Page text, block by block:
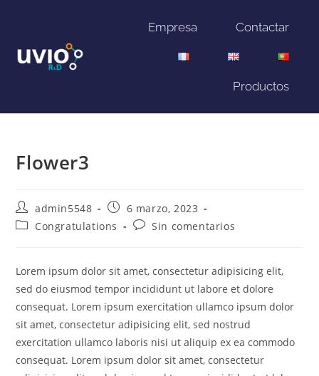
Empresa Contactar
Productos
Flower3
admin5548
6 marzo, 2023
Congratulations
Sin comentarios
Lorem ipsum dolor sit amet, consectetur adipisicing elit,
sed do eiusmod tempor incididunt ut labore et dolore
consequat. Lorem ipsum exercitation ullamco ipsum dolor
sit amet, consectetur adipisicing elit, sed nostrud
exercitation ullamco laboris nisi ut aliquip ex ea commodo
consequat. Lorem ipsum dolor sit amet, consectetur